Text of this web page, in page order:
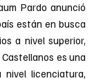
Pardo anunció
están en busca
a nivel superior,
es una
licenciatura,